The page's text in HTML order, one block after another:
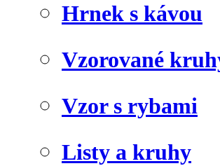
Hrnek s kávou
Vzorované
Vzor s rybami
Listy a kruhy